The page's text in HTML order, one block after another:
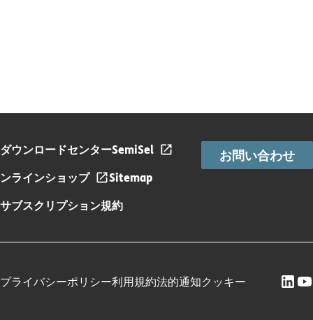
ダウンロードセンターSemiSel
ンラインショップ
Sitemap
サブスクリプション規約
お問い合わせ
プライバシーポリシー利用規約法的通知クッキー